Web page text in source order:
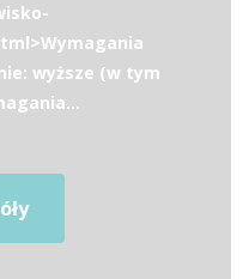
wyższe (w tym